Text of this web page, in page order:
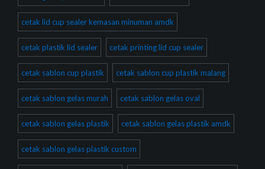
cetak lid cup sealer kemasan minuman amdk
cetak plastik lid sealer cetak printing lid cup sealer
cetak sablon cup plastik cetak sablon cup plastik malang
cetak sablon gelas murah cetak sablon gelas oval
cetak sablon gelas plastik cetak sablon gelas plastik amdk
cetak sablon gelas plastik custom